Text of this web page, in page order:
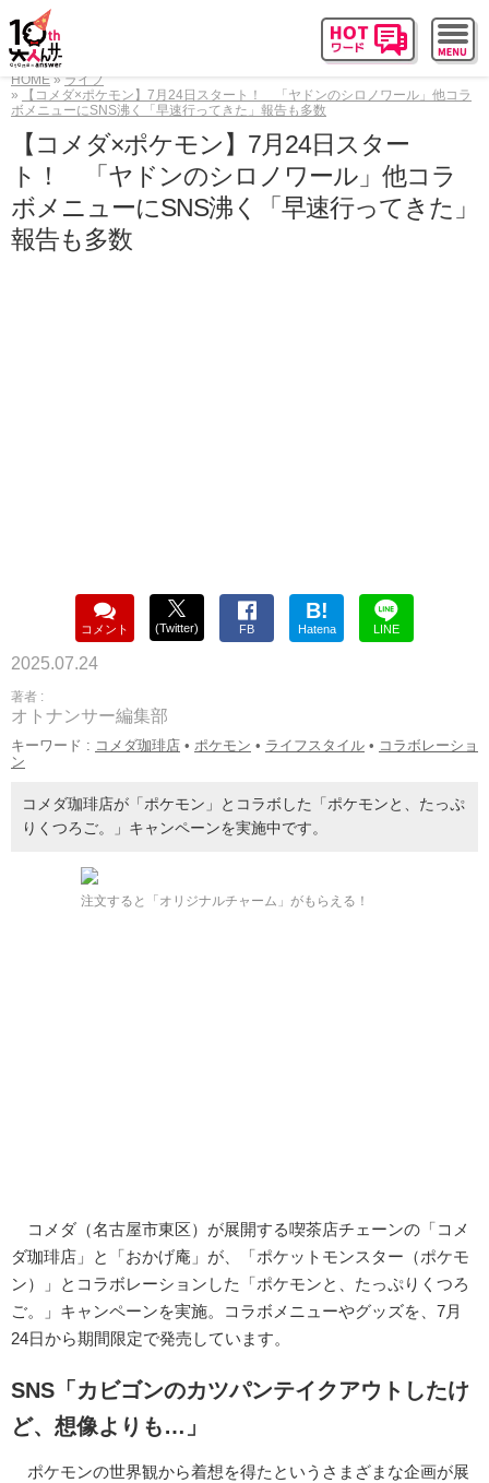
HOME
ライフ
【コメダ×ポケモン】7月24日スタート！ 「ヤドンのシロノワール」他コラ
ボメニューにSNS沸く「早速行ってきた」報告も多数
【コメダ×ポケモン】7月24日スター
ト！ 「ヤドンのシロノワール」他コラ
ボメニューにSNS沸く「早速行ってきた」
報告も多数
コメント (Twitter) FB
B!
Hatena LINE
2025.07.24
著者 :
オトナンサー編集部
キーワード : コメダ珈琲店 • ポケモン • ライフスタイル • コラボレーショ
ン
コメダ珈琲店が「ポケモン」とコラボした「ポケモンと、たっぷ
りくつろご。」キャンペーンを実施中です。
注文すると「オリジナルチャーム」がもらえる！
コメダ（名古屋市東区）が展開する喫茶店チェーンの「コメ
ダ珈琲店」と「おかげ庵」が、「ポケットモンスター（ポケモ
ン）」とコラボレーションした「ポケモンと、たっぷりくつろ
ご。」キャンペーンを実施。コラボメニューやグッズを、7月
24日から期間限定で発売しています。
SNS「カビゴンのカツパンテイクアウトしたけ
ど、想像よりも…」
ポケモンの世界観から着想を得たというさまざまな企画が展